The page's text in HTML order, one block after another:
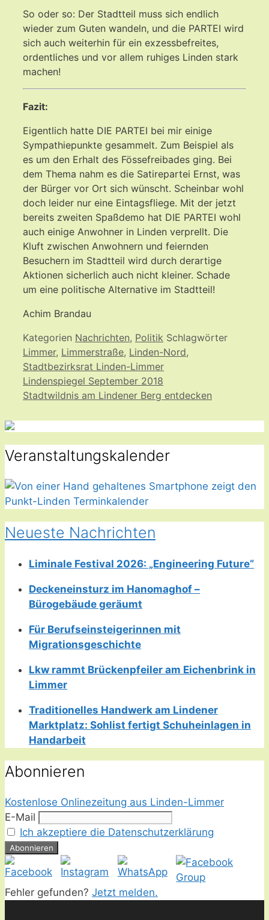
So oder so: Der Stadtteil muss sich endlich
wieder zum Guten wandeln, und die PARTEI wird
sich auch weiterhin für ein exzessbefreites,
ordentliches und vor allem ruhiges Linden stark
machen!
Fazit:
Eigentlich hatte DIE PARTEI bei mir einige
Sympathiepunkte gesammelt. Zum Beispiel als
es um den Erhalt des Fössefreibades ging. Bei
dem Thema nahm es die Satirepartei Ernst, was
der Bürger vor Ort sich wünscht. Scheinbar wohl
doch leider nur eine Eintagsfliege. Mit der jetzt
bereits zweiten Spaßdemo hat DIE PARTEI wohl
auch einige Anwohner in Linden verprellt. Die
Kluft zwischen Anwohnern und feiernden
Besuchern im Stadtteil wird durch derartige
Aktionen sicherlich auch nicht kleiner. Schade
um eine politische Alternative im Stadtteil!
Achim Brandau
Kategorien Nachrichten, Politik Schlagwörter
Limmer, Limmerstraße, Linden-Nord,
Stadtbezirksrat Linden-Limmer
Lindenspiegel September 2018
Stadtwildnis am Lindener Berg entdecken
Veranstaltungskalender
Neueste Nachrichten
Liminale Festival 2026: „Engineering Future“
Deckeneinsturz im Hanomaghof –
Bürogebäude geräumt
Für Berufseinsteigerinnen mit
Migrationsgeschichte
Lkw rammt Brückenpfeiler am Eichenbrink in
Limmer
Traditionelles Handwerk am Lindener
Marktplatz: Sohlist fertigt Schuheinlagen in
Handarbeit
Abonnieren
Kostenlose Onlinezeitung aus Linden-Limmer
E-Mail
Ich akzeptiere die Datenschutzerklärung
Fehler gefunden? Jetzt melden.